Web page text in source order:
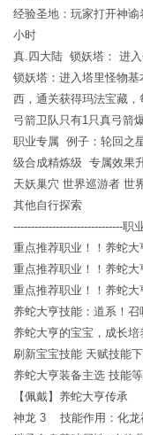
经验圣地：玩家打开神
小时
真.四大陆 锁妖塔： 进入
锁妖塔：进入塔里怪物
西，通关获得玛法宝藏
弓箭卫队只有1只真弓箭
职业专属 例子：轮回之
级合成精炼级 专属效果
天妖巢穴 世界巡游者 世
其他自行探索
-------------------------------职
重点推荐职业！！养蛇大
重点推荐职业！！养蛇大
重点推荐职业！！养蛇大
养蛇大亨技能：道系！召
养蛇大亨的宝宝，成长
刷新宝宝技能 天赋技能
养蛇大亨装备主选 技能
【佩戴】养蛇大
神龙 3 技能作用：化龙